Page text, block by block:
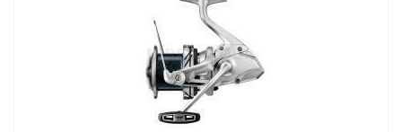
VOIR LE PRODUIT